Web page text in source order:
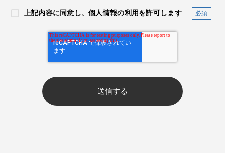
上記内容に同意し、個人情報の利用を許可します